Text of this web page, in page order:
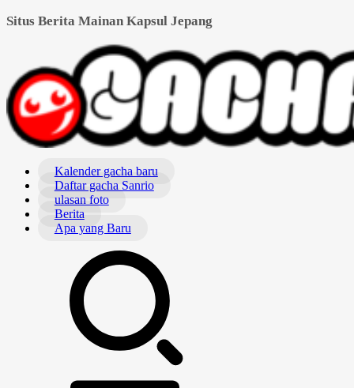
Situs Berita Mainan Kapsul Jepang
Kalender gacha baru
Daftar gacha Sanrio
ulasan foto
Berita
Apa yang Baru